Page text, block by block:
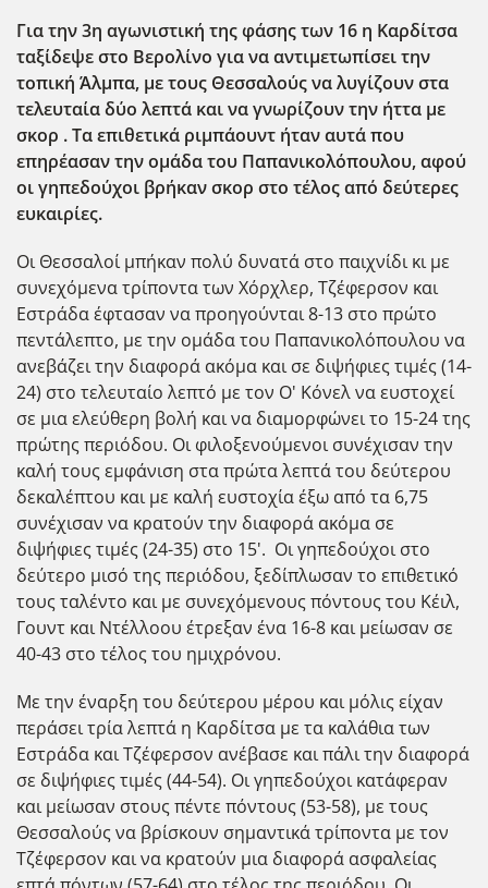
Για την 3η αγωνιστική της φάσης των 16 η Καρδίτσα
ταξίδεψε στο Βερολίνο για να αντιμετωπίσει την
τοπική Άλμπα, με τους Θεσσαλούς να λυγίζουν στα
τελευταία δύο λεπτά και να γνωρίζουν την ήττα με
σκορ . Τα επιθετικά ριμπάουντ ήταν αυτά που
επηρέασαν την ομάδα του Παπανικολόπουλου, αφού
οι γηπεδούχοι βρήκαν σκορ στο τέλος από δεύτερες
ευκαιρίες.
Οι Θεσσαλοί μπήκαν πολύ δυνατά στο παιχνίδι κι με
συνεχόμενα τρίποντα των Χόρχλερ, Τζέφερσον και
Εστράδα έφτασαν να προηγούνται 8-13 στο πρώτο
πεντάλεπτο, με την ομάδα του Παπανικολόπουλου να
ανεβάζει την διαφορά ακόμα και σε διψήφιες τιμές (14-
24) στο τελευταίο λεπτό με τον Ο' Κόνελ να ευστοχεί
σε μια ελεύθερη βολή και να διαμορφώνει το 15-24 της
πρώτης περιόδου. Οι φιλοξενούμενοι συνέχισαν την
καλή τους εμφάνιση στα πρώτα λεπτά του δεύτερου
δεκαλέπτου και με καλή ευστοχία έξω από τα 6,75
συνέχισαν να κρατούν την διαφορά ακόμα σε
διψήφιες τιμές (24-35) στο 15'. Οι γηπεδούχοι στο
δεύτερο μισό της περιόδου, ξεδίπλωσαν το επιθετικό
τους ταλέντο και με συνεχόμενους πόντους του Κέιλ,
Γουντ και Ντέλλοου έτρεξαν ένα 16-8 και μείωσαν σε
40-43 στο τέλος του ημιχρόνου.
Με την έναρξη του δεύτερου μέρου και μόλις είχαν
περάσει τρία λεπτά η Καρδίτσα με τα καλάθια των
Εστράδα και Τζέφερσον ανέβασε και πάλι την διαφορά
σε διψήφιες τιμές (44-54). Οι γηπεδούχοι κατάφεραν
και μείωσαν στους πέντε πόντους (53-58), με τους
Θεσσαλούς να βρίσκουν σημαντικά τρίποντα με τον
Τζέφερσον και να κρατούν μια διαφορά ασφαλείας